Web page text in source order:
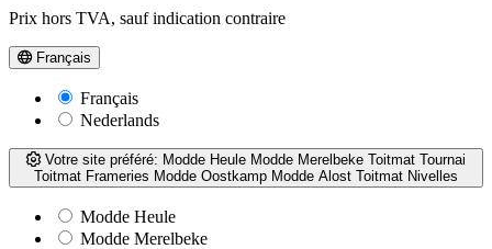
Prix hors TVA, sauf indication contraire
Français
Français
Nederlands
Votre site préféré: Modde Heule Modde Merelbeke Toitmat Tournai
Toitmat Frameries Modde Oostkamp Modde Alost Toitmat Nivelles
Modde Heule
Modde Merelbeke